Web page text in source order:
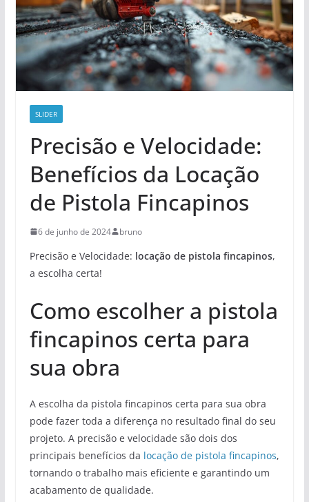
SLIDER
Precisão e Velocidade:
Benefícios da Locação
de Pistola Fincapinos
6 de junho de 2024 bruno
Precisão e Velocidade: locação de pistola fincapinos,
a escolha certa!
Como escolher a pistola
fincapinos certa para
sua obra
A escolha da pistola fincapinos certa para sua obra
pode fazer toda a diferença no resultado final do seu
projeto. A precisão e velocidade são dois dos
principais benefícios da locação de pistola fincapinos,
tornando o trabalho mais eficiente e garantindo um
acabamento de qualidade.